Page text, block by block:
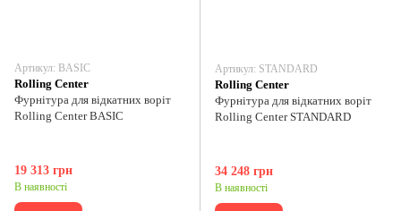
Артикул: BASIC
Rolling Center
Фурнітура для відкатних воріт
Rolling Center BASIC
19 313 грн
В наявності
Артикул: STANDARD
Rolling Center
Фурнітура для відкатних воріт
Rolling Center STANDARD
34 248 грн
В наявності